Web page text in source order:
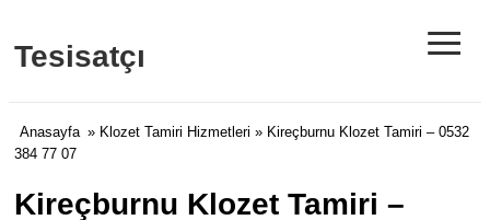
Tesisatçı ≡
Anasayfa » Klozet Tamiri Hizmetleri » Kireçburnu Klozet Tamiri – 0532
384 77 07
Kireçburnu Klozet Tamiri –